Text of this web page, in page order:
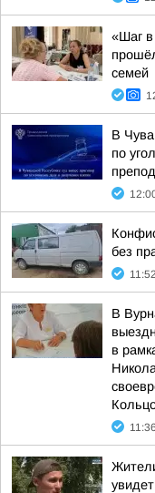
«Шаг
семей
В
по
без
11:52
В
в
11:36